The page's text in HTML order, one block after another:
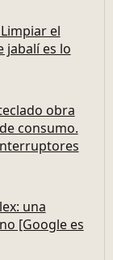
el
jabalí es lo
obra
consumo.
interruptores
una
[Google es